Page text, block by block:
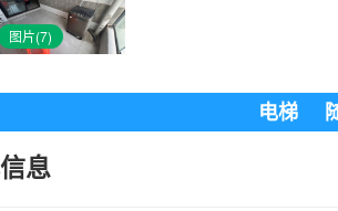
图片(7)
电梯
息